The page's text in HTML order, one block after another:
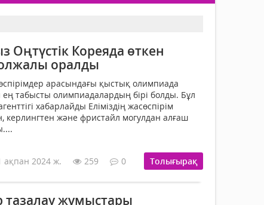
Оңтүстік Кореяда өткен
оралды
арасындағы қыстық олимпиада
табысты олимпиадалардың бірі болды. Бұл
хабарлайды Еліміздің жасөспірім
керлингтен және фристайл могулдан алғаш
ақпан 2024 ж. 259 0 Толығырақ
жұмыстары